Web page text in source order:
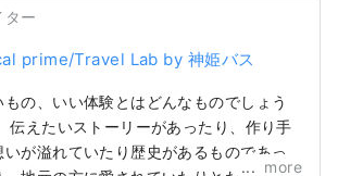
ター
prime/Travel Lab by 神姫バス
もの、いい体験とはどんなものでしょう
伝えたいストーリーがあったり、作り手
いが溢れていたり歴史があるものであっ
more